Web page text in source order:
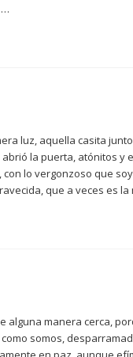
…
luz, aquella casita
la puerta, atónitos y
lo vergonzoso que
que a veces es la
alguna manera cerca,
somos,